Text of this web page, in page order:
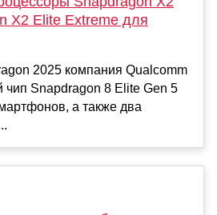
X2 Elite Extreme для
2025 компания Qualcomm
чип Snapdragon 8 Elite Gen 5
а также два